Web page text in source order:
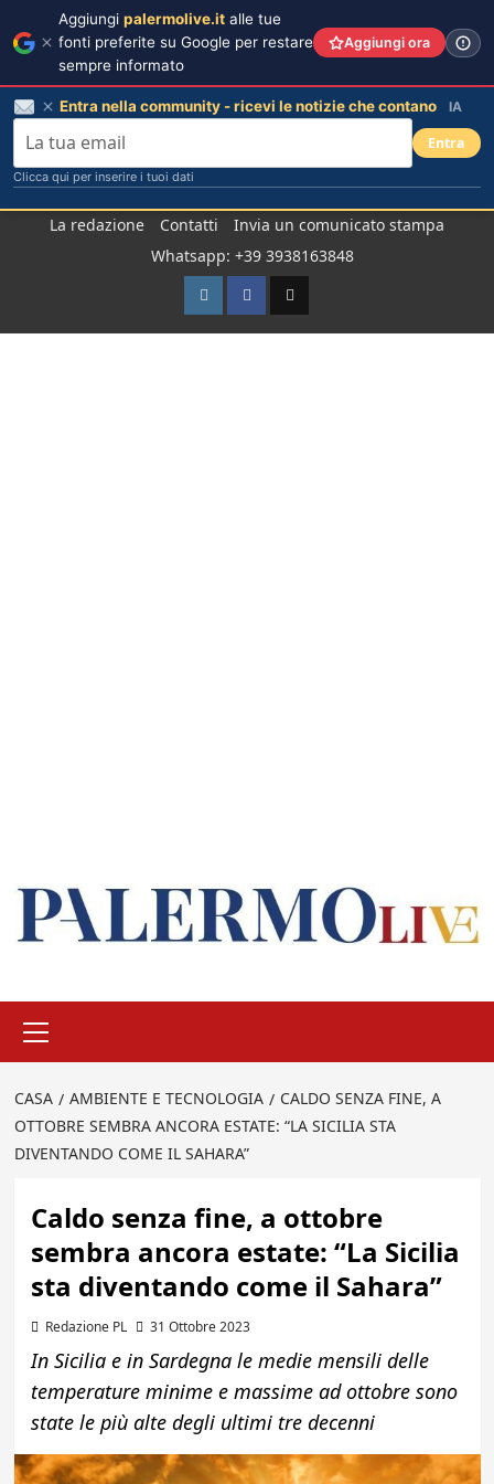
La redazione Contatti
Invia un comunicato stampa
Whatsapp: +39 3938163848
InstagramFacebook
TikTok
principale
CASA AMBIENTE E TECNOLOGIA
CALDO SENZA FINE, A
OTTOBRE SEMBRA ANCORA ESTATE: “LA SICILIA STA
DIVENTANDO COME IL SAHARA”
Caldo senza fine, a ottobre
sembra ancora estate: “La Sicilia
sta diventando come il Sahara”
Redazione PL 31 Ottobre 2023
In Sicilia e in Sardegna le medie mensili delle
temperature minime e massime ad ottobre sono
state le più alte degli ultimi tre decenni
Aggiungi palermolive.it alle tue
fonti preferite su Google per restare
sempre informato
Aggiungi ora
Entra nella community - ricevi le notizie che contano IA
Entra
Clicca qui per inserire i tuoi dati